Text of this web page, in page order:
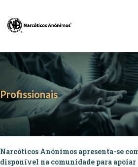
Profissionais
Narcóticos Anónimos apresenta-se
disponível na comunidade para